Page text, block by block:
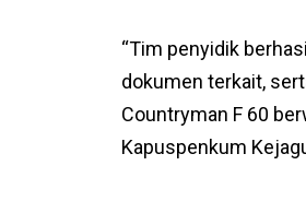
“Tim penyidik
dokumen terkait,
Countryman F 60
Kapuspenkum